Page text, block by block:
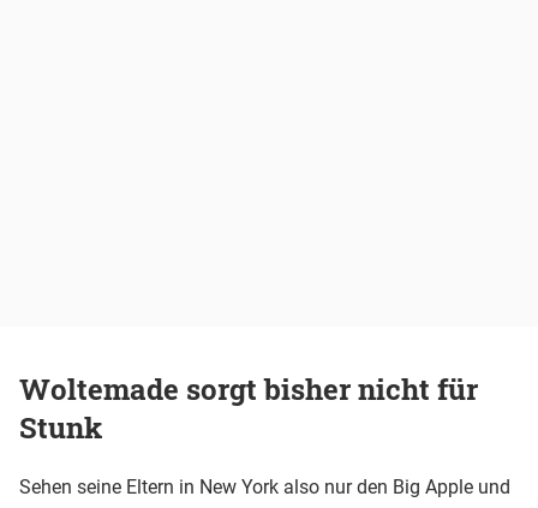
Woltemade sorgt bisher nicht für
Stunk
Sehen seine Eltern in New York also nur den Big Apple und